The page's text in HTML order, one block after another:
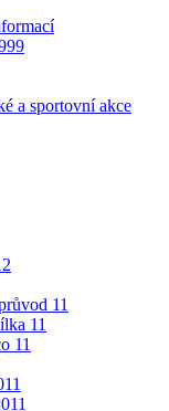
a sportovní akce
11
11
11